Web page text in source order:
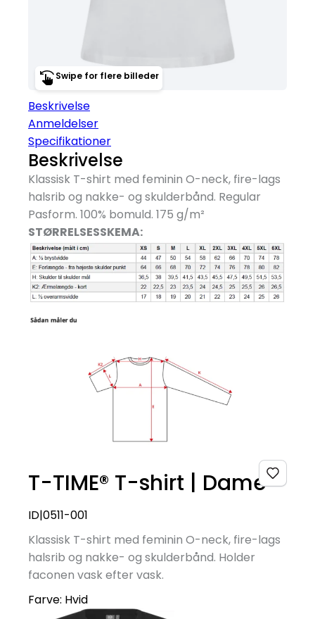
Swipe for flere billeder
Beskrivelse
Anmeldelser
Specifikationer
Beskrivelse
Klassisk T-shirt med feminin O-neck, fire-lags
halsrib og nakke- og skulderbånd. Regular
Pasform. 100% bomuld. 175 g/m²
STØRRELSESSKEMA:
T-TIME® T-shirt | Dame
ID|0511-001
Klassisk T-shirt med feminin O-neck, fire-lags
halsrib og nakke- og skulderbånd. Holder
faconen vask efter vask.
Farve: Hvid